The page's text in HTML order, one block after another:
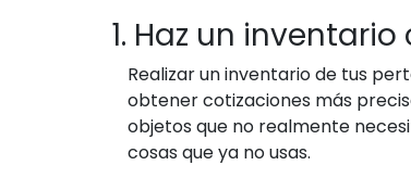
1. Haz un inventario
Realizar un inventario de tus
obtener cotizaciones más
objetos que no realmente
cosas que ya no usas.